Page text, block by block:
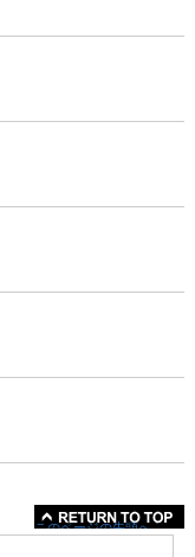
このページの先頭へ